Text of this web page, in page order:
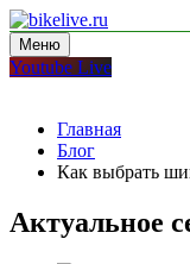
Перейти
к
содержимому
bikelive.ru
блог про мотоциклы
Меню
Youtube Live
Главная
Блог
Как выбрать
Актуальное